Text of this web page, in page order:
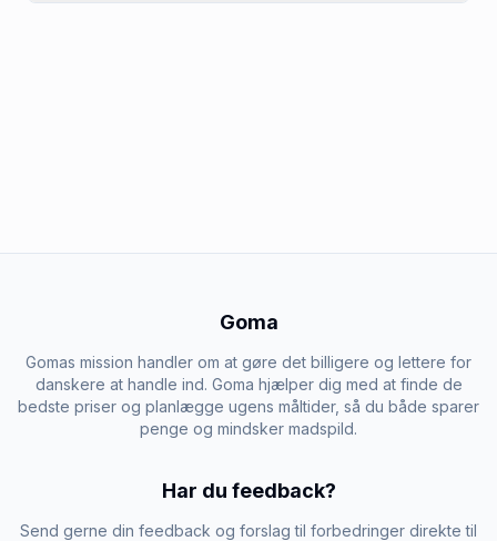
Goma
Gomas mission handler om at gøre det billigere og lettere for
danskere at handle ind. Goma hjælper dig med at finde de
bedste priser og planlægge ugens måltider, så du både sparer
penge og mindsker madspild.
Har du feedback?
Send gerne din feedback og forslag til forbedringer direkte til